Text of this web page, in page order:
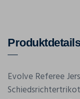
Produktdetails
Evolve Referee